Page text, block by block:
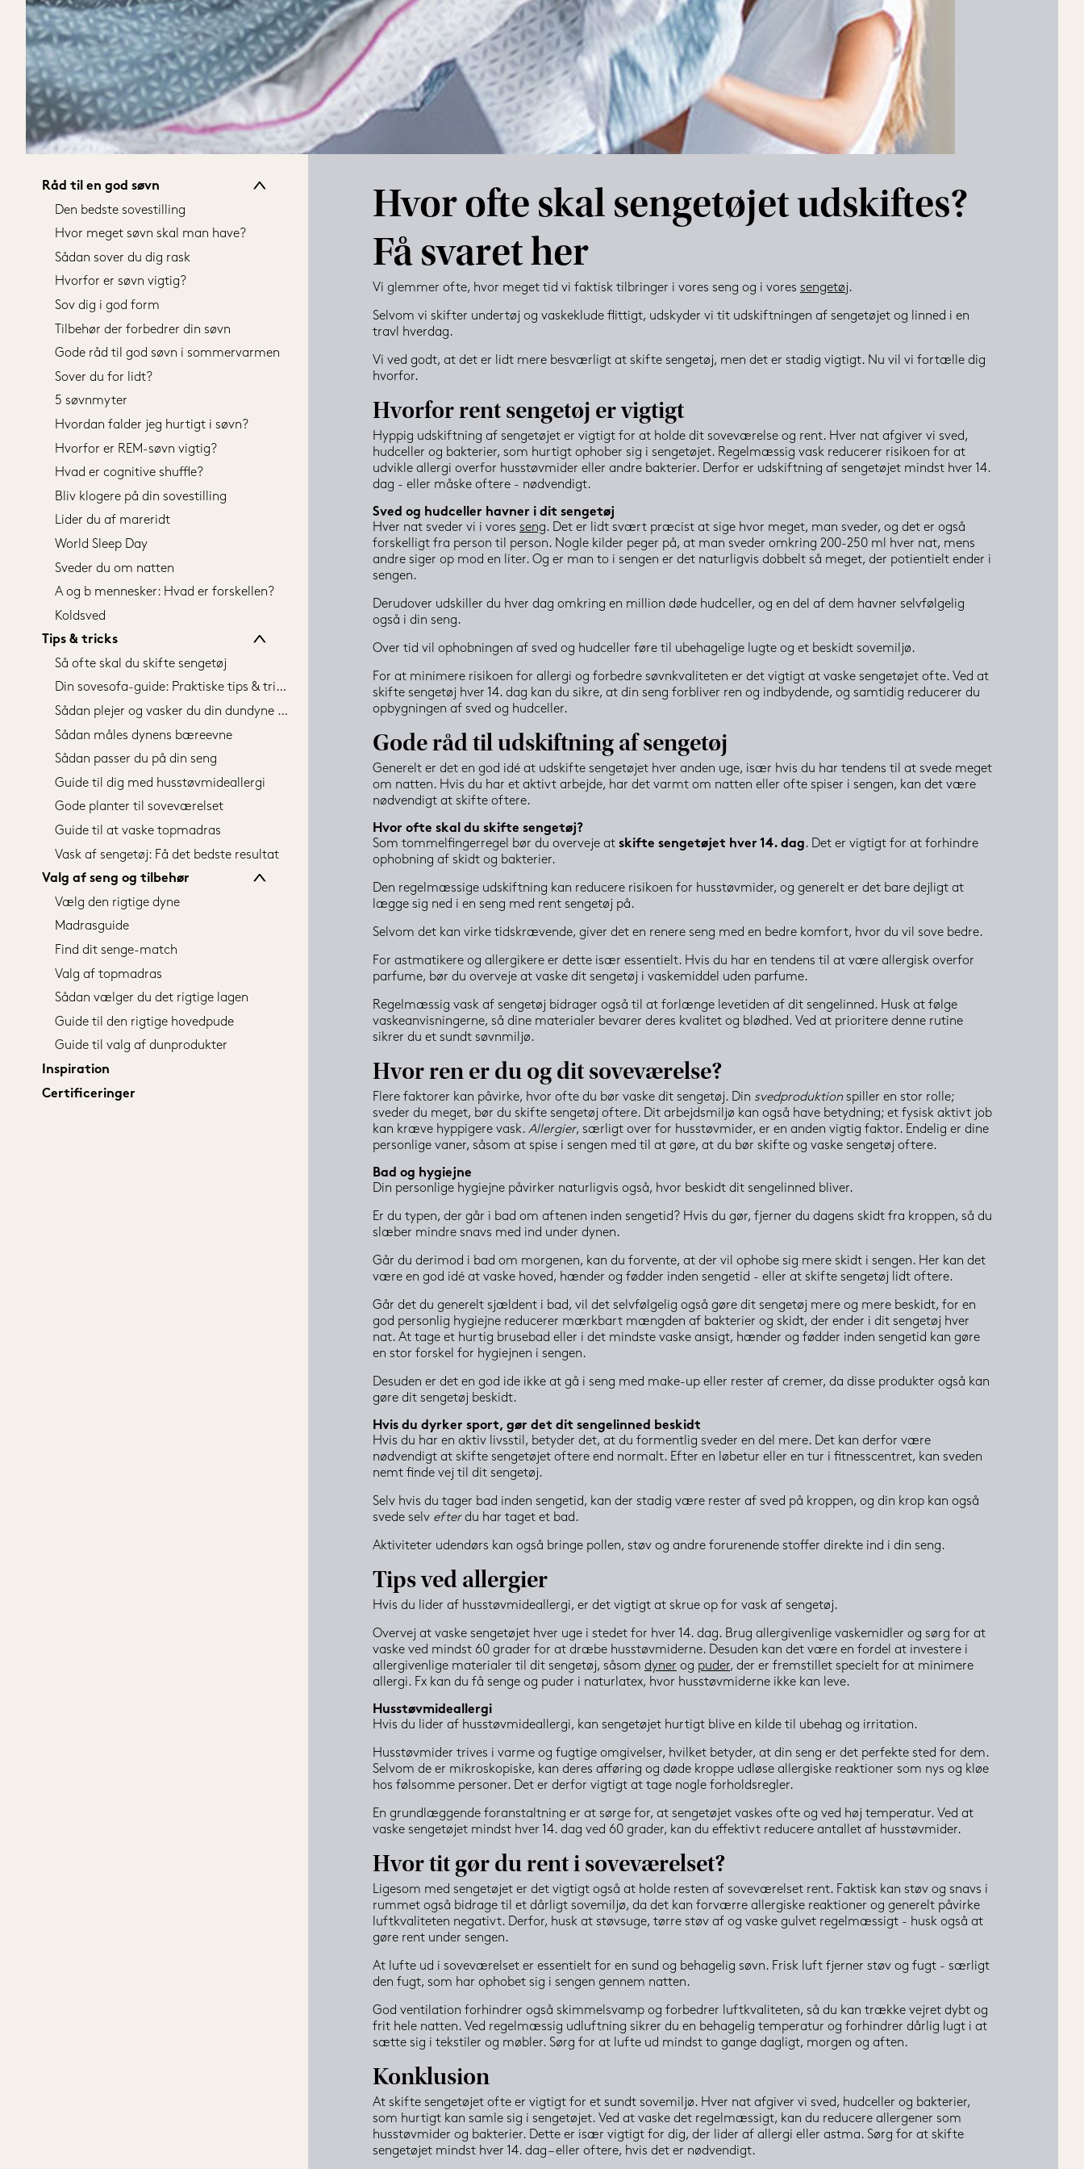
Alle senge
80x200 cm
90x200 cm
120x200 cm
140x200 cm
160x200 cm
180x200 cm
180x210 cm
210x210 cm
Vis alle størrelser
80x200 cm
90x200 cm
140x200 cm
160x200 cm
180x200 cm
180x210 cm
210x210 cm
Vis alle størrelser
Råd til en god søvn
Den bedste sovestilling
Hvor meget søvn skal man have?
Sådan sover du dig rask
Hvorfor er søvn vigtig?
Sov dig i god form
Tilbehør der forbedrer din søvn
Gode råd til god søvn i sommervarmen
Sover du for lidt?
5 søvnmyter
Hvordan falder jeg hurtigt i søvn?
Hvorfor er REM-søvn vigtig?
Hvad er cognitive shuffle?
Bliv klogere på din sovestilling
Lider du af mareridt
World Sleep Day
Sveder du om natten
A og b mennesker: Hvad er forskellen?
Koldsved
Tips & tricks
Så ofte skal du skifte sengetøj
Din sovesofa-guide: Praktiske tips & tricks
Sådan plejer og vasker du din dundyne og - hovedpude
Sådan måles dynens bæreevne
Sådan passer du på din seng
Guide til dig med husstøvmideallergi
Gode planter til soveværelset
Guide til at vaske topmadras
Vask af sengetøj: Få det bedste resultat
Valg af seng og tilbehør
Vælg den rigtige dyne
Madrasguide
Find dit senge-match
Valg af topmadras
Sådan vælger du det rigtige lagen
Guide til den rigtige hovedpude
Guide til valg af dunprodukter
Inspiration
Certificeringer
Hvor ofte skal sengetøjet udskiftes?
Få svaret her
Vi glemmer ofte, hvor meget tid vi faktisk tilbringer i vores seng og i vores sengetøj.
Selvom vi skifter undertøj og vaskeklude flittigt, udskyder vi tit udskiftningen af sengetøjet og linned i en
travl hverdag.
Vi ved godt, at det er lidt mere besværligt at skifte sengetøj, men det er stadig vigtigt. Nu vil vi fortælle dig
hvorfor.
Hvorfor rent sengetøj er vigtigt
Hyppig udskiftning af sengetøjet er vigtigt for at holde dit soveværelse og rent. Hver nat afgiver vi sved,
hudceller og bakterier, som hurtigt ophober sig i sengetøjet. Regelmæssig vask reducerer risikoen for at
udvikle allergi overfor husstøvmider eller andre bakterier. Derfor er udskiftning af sengetøjet mindst hver 14.
dag - eller måske oftere - nødvendigt.
Sved og hudceller havner i dit sengetøj
Hver nat sveder vi i vores seng. Det er lidt svært præcist at sige hvor meget, man sveder, og det er også
forskelligt fra person til person. Nogle kilder peger på, at man sveder omkring 200-250 ml hver nat, mens
andre siger op mod en liter. Og er man to i sengen er det naturligvis dobbelt så meget, der potientielt ender i
sengen.
Derudover udskiller du hver dag omkring en million døde hudceller, og en del af dem havner selvfølgelig
også i din seng.
Over tid vil ophobningen af sved og hudceller føre til ubehagelige lugte og et beskidt sovemiljø.
For at minimere risikoen for allergi og forbedre søvnkvaliteten er det vigtigt at vaske sengetøjet ofte. Ved at
skifte sengetøj hver 14. dag kan du sikre, at din seng forbliver ren og indbydende, og samtidig reducerer du
opbygningen af sved og hudceller.
Gode råd til udskiftning af sengetøj
Generelt er det en god idé at udskifte sengetøjet hver anden uge, især hvis du har tendens til at svede meget
om natten. Hvis du har et aktivt arbejde, har det varmt om natten eller ofte spiser i sengen, kan det være
nødvendigt at skifte oftere.
Hvor ofte skal du skifte sengetøj?
Som tommelfingerregel bør du overveje at skifte sengetøjet hver 14. dag. Det er vigtigt for at forhindre
ophobning af skidt og bakterier.
Den regelmæssige udskiftning kan reducere risikoen for husstøvmider, og generelt er det bare dejligt at
lægge sig ned i en seng med rent sengetøj på.
Selvom det kan virke tidskrævende, giver det en renere seng med en bedre komfort, hvor du vil sove bedre.
For astmatikere og allergikere er dette især essentielt. Hvis du har en tendens til at være allergisk overfor
parfume, bør du overveje at vaske dit sengetøj i vaskemiddel uden parfume.
Regelmæssig vask af sengetøj bidrager også til at forlænge levetiden af dit sengelinned. Husk at følge
vaskeanvisningerne, så dine materialer bevarer deres kvalitet og blødhed. Ved at prioritere denne rutine
sikrer du et sundt søvnmiljø.
Hvor ren er du og dit soveværelse?
Flere faktorer kan påvirke, hvor ofte du bør vaske dit sengetøj. Din svedproduktion spiller en stor rolle;
sveder du meget, bør du skifte sengetøj oftere. Dit arbejdsmiljø kan også have betydning; et fysisk aktivt job
kan kræve hyppigere vask. Allergier, særligt over for husstøvmider, er en anden vigtig faktor. Endelig er dine
personlige vaner, såsom at spise i sengen med til at gøre, at du bør skifte og vaske sengetøj oftere.
Bad og hygiejne
Din personlige hygiejne påvirker naturligvis også, hvor beskidt dit sengelinned bliver.
Er du typen, der går i bad om aftenen inden sengetid? Hvis du gør, fjerner du dagens skidt fra kroppen, så du
slæber mindre snavs med ind under dynen.
Går du derimod i bad om morgenen, kan du forvente, at der vil ophobe sig mere skidt i sengen. Her kan det
være en god idé at vaske hoved, hænder og fødder inden sengetid - eller at skifte sengetøj lidt oftere.
Går det du generelt sjældent i bad, vil det selvfølgelig også gøre dit sengetøj mere og mere beskidt, for en
god personlig hygiejne reducerer mærkbart mængden af bakterier og skidt, der ender i dit sengetøj hver
nat. At tage et hurtig brusebad eller i det mindste vaske ansigt, hænder og fødder inden sengetid kan gøre
en stor forskel for hygiejnen i sengen.
Desuden er det en god ide ikke at gå i seng med make-up eller rester af cremer, da disse produkter også kan
gøre dit sengetøj beskidt.
Hvis du dyrker sport, gør det dit sengelinned beskidt
Hvis du har en aktiv livsstil, betyder det, at du formentlig sveder en del mere. Det kan derfor være
nødvendigt at skifte sengetøjet oftere end normalt. Efter en løbetur eller en tur i fitnesscentret, kan sveden
nemt finde vej til dit sengetøj.
Selv hvis du tager bad inden sengetid, kan der stadig være rester af sved på kroppen, og din krop kan også
svede selv efter du har taget et bad.
Aktiviteter udendørs kan også bringe pollen, støv og andre forurenende stoffer direkte ind i din seng.
Tips ved allergier
Hvis du lider af husstøvmideallergi, er det vigtigt at skrue op for vask af sengetøj.
Overvej at vaske sengetøjet hver uge i stedet for hver 14. dag. Brug allergivenlige vaskemidler og sørg for at
vaske ved mindst 60 grader for at dræbe husstøvmiderne. Desuden kan det være en fordel at investere i
allergivenlige materialer til dit sengetøj, såsom dyner og puder, der er fremstillet specielt for at minimere
allergi. Fx kan du få senge og puder i naturlatex, hvor husstøvmiderne ikke kan leve.
Husstøvmideallergi
Hvis du lider af husstøvmideallergi, kan sengetøjet hurtigt blive en kilde til ubehag og irritation.
Husstøvmider trives i varme og fugtige omgivelser, hvilket betyder, at din seng er det perfekte sted for dem.
Selvom de er mikroskopiske, kan deres afføring og døde kroppe udløse allergiske reaktioner som nys og kløe
hos følsomme personer. Det er derfor vigtigt at tage nogle forholdsregler.
En grundlæggende foranstaltning er at sørge for, at sengetøjet vaskes ofte og ved høj temperatur. Ved at
vaske sengetøjet mindst hver 14. dag ved 60 grader, kan du effektivt reducere antallet af husstøvmider.
Hvor tit gør du rent i soveværelset?
Ligesom med sengetøjet er det vigtigt også at holde resten af soveværelset rent. Faktisk kan støv og snavs i
rummet også bidrage til et dårligt sovemiljø, da det kan forværre allergiske reaktioner og generelt påvirke
luftkvaliteten negativt. Derfor, husk at støvsuge, tørre støv af og vaske gulvet regelmæssigt - husk også at
gøre rent under sengen.
At lufte ud i soveværelset er essentielt for en sund og behagelig søvn. Frisk luft fjerner støv og fugt - særligt
den fugt, som har ophobet sig i sengen gennem natten.
God ventilation forhindrer også skimmelsvamp og forbedrer luftkvaliteten, så du kan trække vejret dybt og
frit hele natten. Ved regelmæssig udluftning sikrer du en behagelig temperatur og forhindrer dårlig lugt i at
sætte sig i tekstiler og møbler. Sørg for at lufte ud mindst to gange dagligt, morgen og aften.
Konklusion
At skifte sengetøjet ofte er vigtigt for et sundt sovemiljø. Hver nat afgiver vi sved, hudceller og bakterier,
som hurtigt kan samle sig i sengetøjet. Ved at vaske det regelmæssigt, kan du reducere allergener som
husstøvmider og bakterier. Dette er især vigtigt for dig, der lider af allergi eller astma. Sørg for at skifte
sengetøjet mindst hver 14. dag – eller oftere, hvis det er nødvendigt.